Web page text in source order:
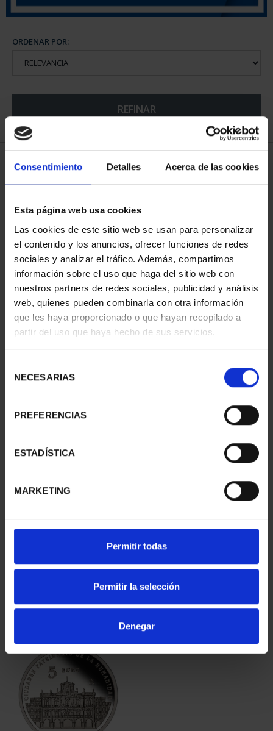
Consentimiento Detalles Acerca de las cookies
Esta página web usa cookies
Las cookies de este sitio web se usan para personalizar
el contenido y los anuncios, ofrecer funciones de redes
sociales y analizar el tráfico. Además, compartimos
información sobre el uso que haga del sitio web con
nuestros partners de redes sociales, publicidad y análisis
web, quienes pueden combinarla con otra información
que les haya proporcionado o que hayan recopilado a
partir del uso que haya hecho de sus servicios.
NECESARIAS
PREFERENCIAS
ESTADÍSTICA
MARKETING
Permitir todas
Permitir la selección
Denegar
ORDENAR POR:
REFINAR
5 Productos encontrados
CIUDADES PATRIMONIO
II - CUENCA
73,00 €
CIUDADES PATRIMONIO
II- IBIZA
73,00 €
CIUDADES PATRIMONIO
73,00 €
CIUDADES PATRIMONIO
73,00 €